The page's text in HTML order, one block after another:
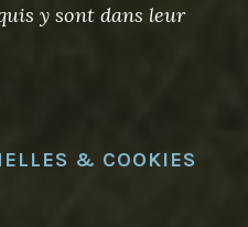
y sont dans leur
& COOKIES